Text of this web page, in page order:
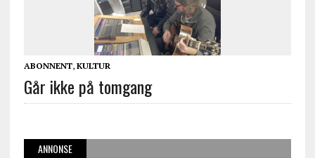
ABONNENT, KULTUR
Går ikke på tomgang
ANNONSE